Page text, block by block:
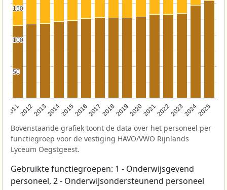
201120122013201420152016201720182019202020212022202320242025
50
50
100
100
150
150
Bovenstaande grafiek toont de data over het personeel per
functiegroep voor de vestiging HAVO/VWO Rijnlands
Lyceum Oegstgeest.
Gebruikte functiegroepen: 1 - Onderwijsgevend
personeel, 2 - Onderwijsondersteunend personeel